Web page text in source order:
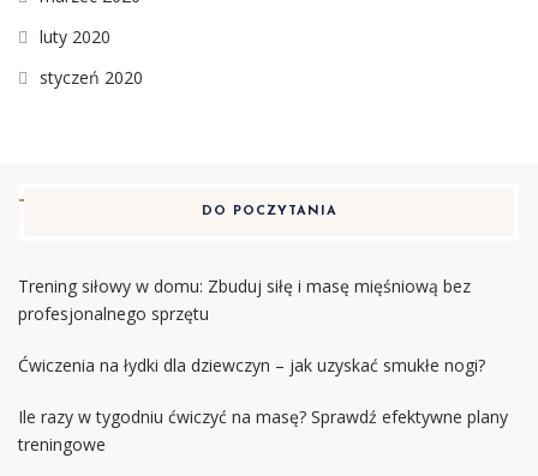
luty 2020
styczeń 2020
DO POCZYTANIA
Trening siłowy w domu: Zbuduj siłę i masę mięśniową bez
profesjonalnego sprzętu
Ćwiczenia na łydki dla dziewczyn – jak uzyskać smukłe nogi?
Ile razy w tygodniu ćwiczyć na masę? Sprawdź efektywne plany
treningowe